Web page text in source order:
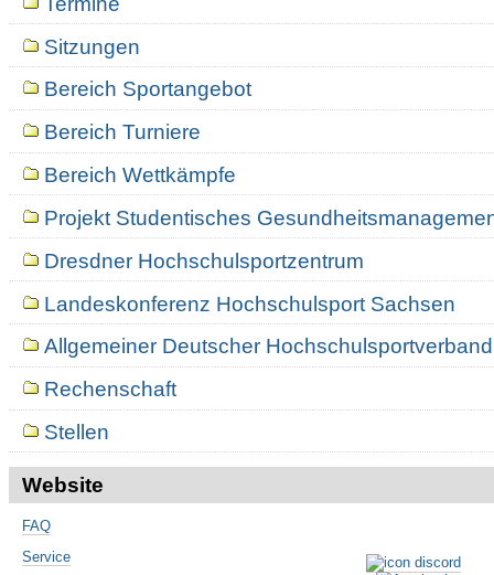
Sitzungen
Bereich Sportangebot
Bereich Turniere
Bereich Wettkämpfe
Projekt Studentisches
Dresdner Hochschulsportzentrum
Landeskonferenz Hochschulsport Sachsen
Allgemeiner Deutscher Hochschulsportverband
Rechenschaft
Stellen
Website
FAQ
Service